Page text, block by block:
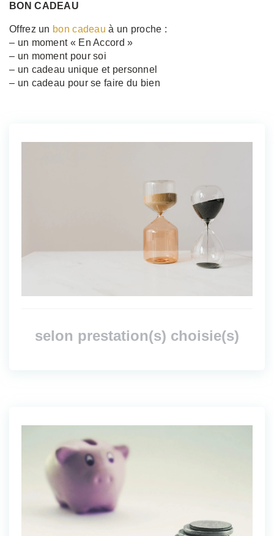
BON CADEAU
Offrez un bon cadeau à un proche :
– un moment « En Accord »
– un moment pour soi
– un cadeau unique et personnel
– un cadeau pour se faire du bien
selon prestation(s) choisie(s)